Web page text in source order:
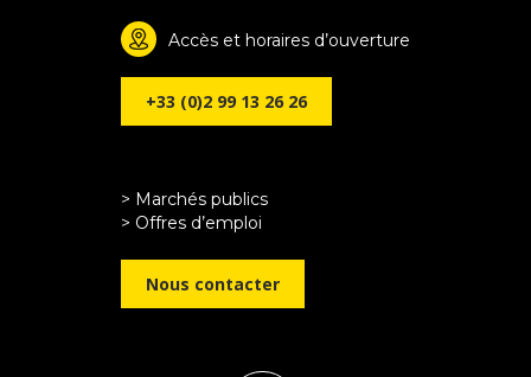
Accès et horaires d’ouverture
+33 (0)2 99 13 26 26
> Marchés publics
> Offres d’emploi
Nous contacter